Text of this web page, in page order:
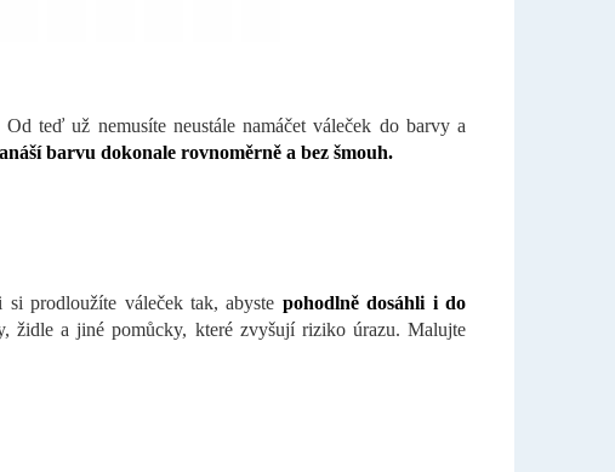
teď už nemusíte neustále namáčet váleček do barvy a
barvu dokonale rovnoměrně a bez šmouh.
prodloužíte váleček tak, abyste pohodlně dosáhli i do
židle a jiné pomůcky, které zvyšují riziko úrazu. Malujte